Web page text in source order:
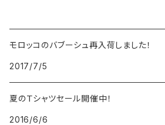
モロッコのバブーシュ再入荷しました！
2017/7/5
夏のＴシャツセール開催中！
2016/6/6